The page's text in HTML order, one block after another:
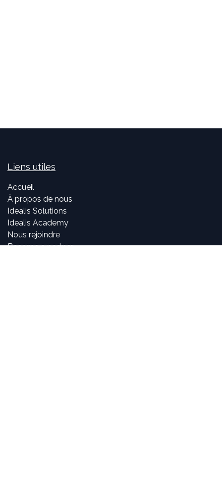
Liens utiles
Accueil
À propos de nous
Idealis Solutions
Idealis Academy
Nous rejoindre
Become a partner